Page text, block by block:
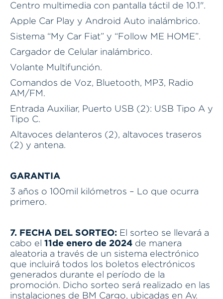
Centro multimedia con pantalla táctil de 10.1".
Apple Car Play y Android Auto inalámbrico.
Sistema “My Car Fiat” y “Follow ME HOME”.
Cargador de Celular inalámbrico.
Volante Multifunción.
Comandos de Voz, Bluetooth, MP3, Radio
AM/FM.
Entrada Auxiliar, Puerto USB (2): USB Tipo A y
Tipo C.
Altavoces delanteros (2), altavoces traseros
(2) y antena.
GARANTIA
3 años o 100mil kilómetros – Lo que ocurra
primero.
7. FECHA DEL SORTEO: El sorteo se llevará a
cabo el 11de enero de 2024 de manera
aleatoria a través de un sistema electrónico
que incluirá todos los boletos electrónicos
generados durante el período de la
promoción. Dicho sorteo será realizado en las
instalaciones de BM Cargo, ubicadas en Av.